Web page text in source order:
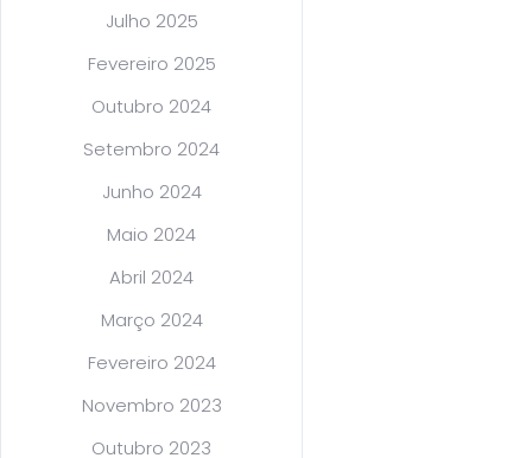
Julho 2025
Fevereiro 2025
Outubro 2024
Setembro 2024
Junho 2024
Maio 2024
Abril 2024
Março 2024
Fevereiro 2024
Novembro 2023
Outubro 2023